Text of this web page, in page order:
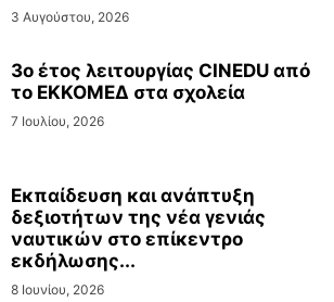
3 Αυγούστου, 2026
3ο έτος λειτουργίας CINEDU από
το ΕΚΚΟΜΕΔ στα σχολεία
7 Ιουλίου, 2026
Εκπαίδευση και ανάπτυξη
δεξιοτήτων της νέα γενιάς
ναυτικών στο επίκεντρο
εκδήλωσης...
8 Ιουνίου, 2026